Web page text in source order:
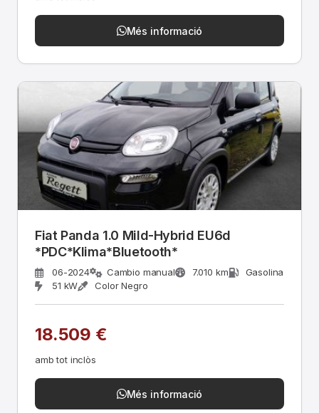
Més informació
Fiat Panda 1.0 Mild-Hybrid EU6d
*PDC*Klima*Bluetooth*
06-2024 Cambio manual 7.010 km
Gasolina
51 kW
Color Negro
18.509 €
amb tot inclòs
Més informació